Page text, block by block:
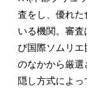
査をし、優れ
いる機関。審
び国際ソムリ
のなかから厳
隠し方式によ